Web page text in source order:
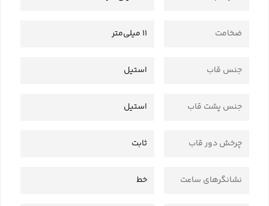
ضخامت 11 میلی‌متر
جنس قاب استیل
جنس پشت قاب استیل
چرخش دور قاب ثابت
نشانگرهای ساعت خط